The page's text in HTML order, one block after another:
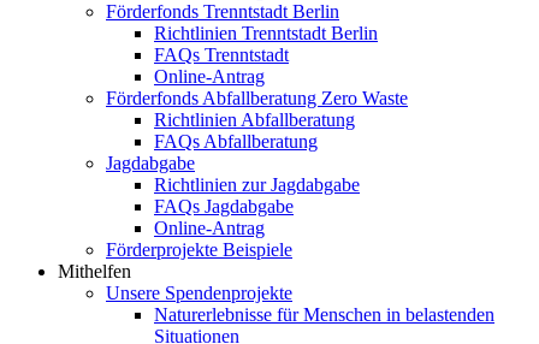
Förderfonds Trenntstadt Berlin
Richtlinien Trenntstadt Berlin
FAQs Trenntstadt
Online-Antrag
Förderfonds Abfallberatung Zero Waste
Richtlinien Abfallberatung
FAQs Abfallberatung
Jagdabgabe
Richtlinien zur Jagdabgabe
FAQs Jagdabgabe
Online-Antrag
Förderprojekte Beispiele
Mithelfen
Unsere Spendenprojekte
Naturerlebnisse für Menschen in belastenden
Situationen